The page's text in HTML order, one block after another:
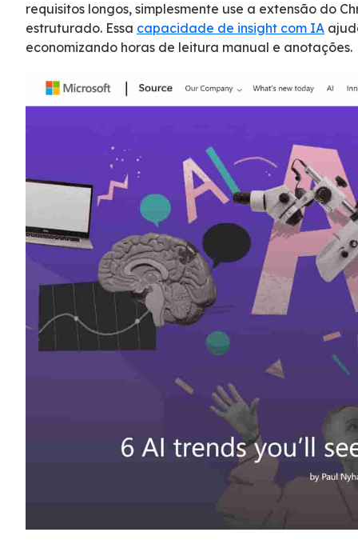
requisitos longos, simplesmente use a extensão do
estruturado. Essa capacidade de insight com IA
economizando horas de leitura manual e anotações.